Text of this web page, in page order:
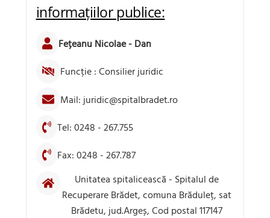
informațiilor publice:
Fețeanu Nicolae - Dan
Funcție : Consilier juridic
Mail: juridic@spitalbradet.ro
Tel: 0248 - 267.755
Fax: 0248 - 267.787
Unitatea spitalicească - Spitalul de
Recuperare Brădet, comuna Brăduleț, sat
Brădetu, jud.Argeș, Cod postal 117147